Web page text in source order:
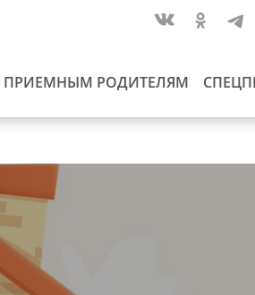
ПРИЕМНЫМ РОДИТЕЛЯМ